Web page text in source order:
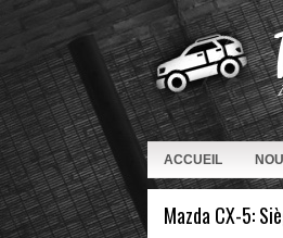
ACCUEIL
Mazda CX-5: